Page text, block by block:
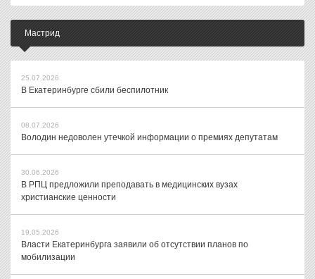
Мастрид
25.07.2026
В Екатеринбурге сбили беспилотник
08.07.2026
Володин недоволен утечкой информации о премиях депутатам
30.06.2026
В РПЦ предложили преподавать в медицинских вузах
христианские ценности
19.05.2026
Власти Екатеринбурга заявили об отсутствии планов по
мобилизации